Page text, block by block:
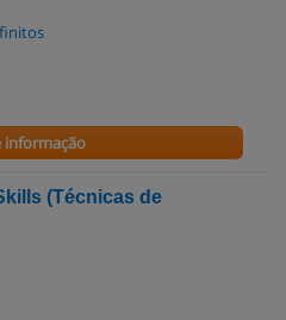
informação
(Técnicas de